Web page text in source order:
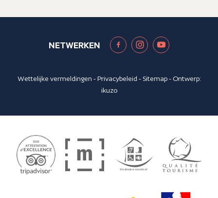
NETWERKEN
Wettelijke vermeldingen -Privacybeleid - Sitemap- Ontwerp:
ikuzo